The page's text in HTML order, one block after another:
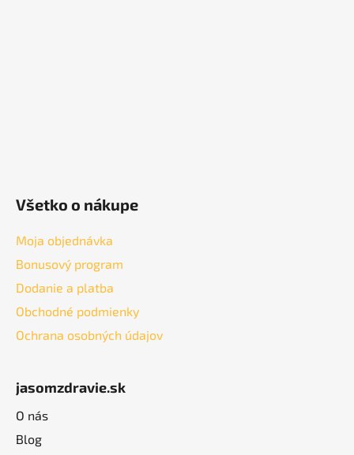
Všetko o nákupe
Moja objednávka
Bonusový program
Dodanie a platba
Obchodné podmienky
Ochrana osobných údajov
jasomzdravie.sk
O nás
Blog